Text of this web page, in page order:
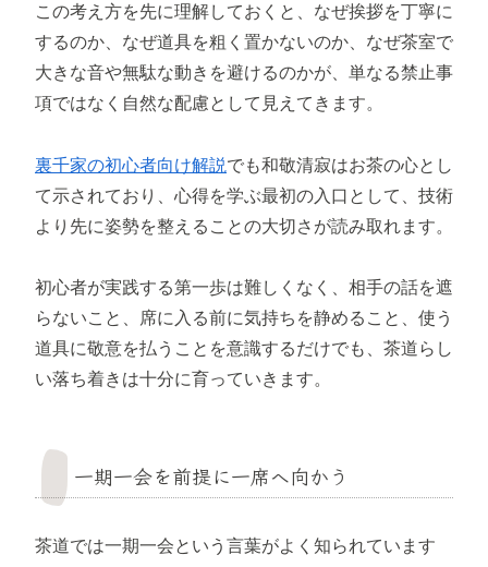
この考え方を先に理解しておくと、なぜ挨拶を丁寧に
するのか、なぜ道具を粗く置かないのか、なぜ茶室で
大きな音や無駄な動きを避けるのかが、単なる禁止事
項ではなく自然な配慮として見えてきます。
裏千家の初心者向け解説でも和敬清寂はお茶の心とし
て示されており、心得を学ぶ最初の入口として、技術
より先に姿勢を整えることの大切さが読み取れます。
初心者が実践する第一歩は難しくなく、相手の話を遮
らないこと、席に入る前に気持ちを静めること、使う
道具に敬意を払うことを意識するだけでも、茶道らし
い落ち着きは十分に育っていきます。
一期一会を前提に一席へ向かう
茶道では一期一会という言葉がよく知られています